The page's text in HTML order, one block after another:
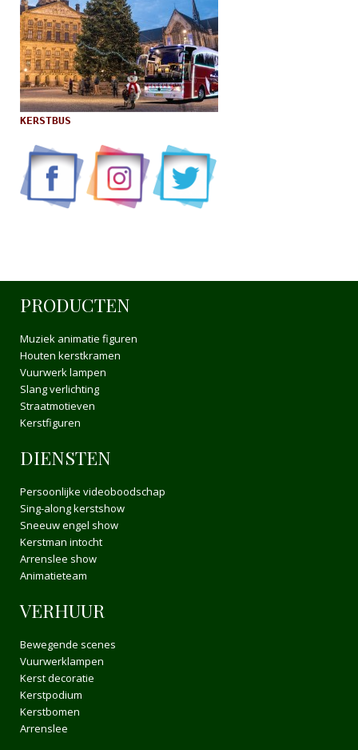
KERSTBUS
PRODUCTEN
Muziek animatie figuren
Houten kerstkramen
Vuurwerk lampen
Slang verlichting
Straatmotieven
Kerstfiguren
DIENSTEN
Persoonlijke videoboodschap
Sing-along kerstshow
Sneeuw engel show
Kerstman intocht
Arrenslee show
Animatieteam
VERHUUR
Bewegende scenes
Vuurwerklampen
Kerst decoratie
Kerstpodium
Kerstbomen
Arrenslee